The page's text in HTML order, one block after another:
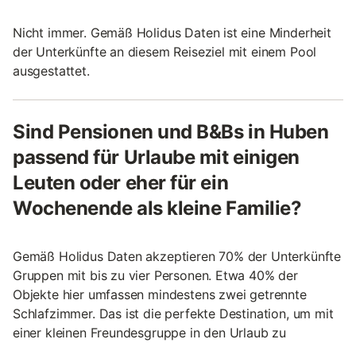
Nicht immer. Gemäß Holidus Daten ist eine Minderheit
der Unterkünfte an diesem Reiseziel mit einem Pool
ausgestattet.
Sind Pensionen und B&Bs in Huben
passend für Urlaube mit einigen
Leuten oder eher für ein
Wochenende als kleine Familie?
Gemäß Holidus Daten akzeptieren 70% der Unterkünfte
Gruppen mit bis zu vier Personen. Etwa 40% der
Objekte hier umfassen mindestens zwei getrennte
Schlafzimmer. Das ist die perfekte Destination, um mit
einer kleinen Freundesgruppe in den Urlaub zu